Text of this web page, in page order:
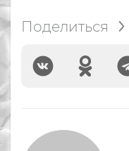
Поделиться